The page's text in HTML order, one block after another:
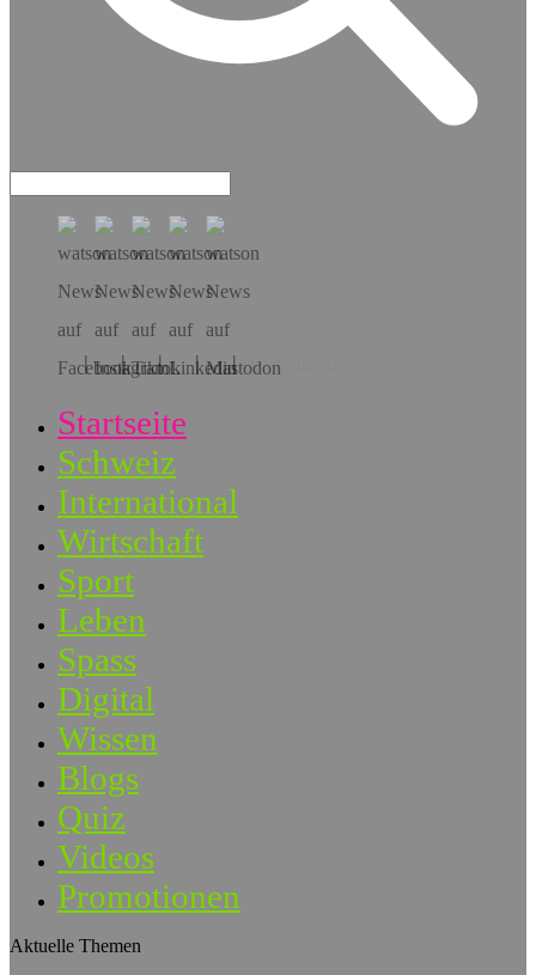
Hol dir die App!
Startseite
Schweiz
International
Wirtschaft
Sport
Leben
Spass
Digital
Wissen
Blogs
Quiz
Videos
Promotionen
Aktuelle Themen